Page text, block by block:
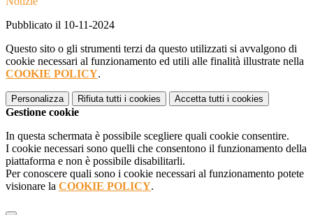
Pubblicato il 10-11-2024
Questo sito o gli strumenti terzi da questo utilizzati si avvalgono di
cookie necessari al funzionamento ed utili alle finalità illustrate nella
COOKIE POLICY.
Personalizza Rifiuta tutti i cookies Accetta tutti i cookies
Gestione cookie
In questa schermata è possibile scegliere quali cookie consentire.
I cookie necessari sono quelli che consentono il funzionamento della
piattaforma e non è possibile disabilitarli.
Per conoscere quali sono i cookie necessari al funzionamento potete
visionare la COOKIE POLICY.